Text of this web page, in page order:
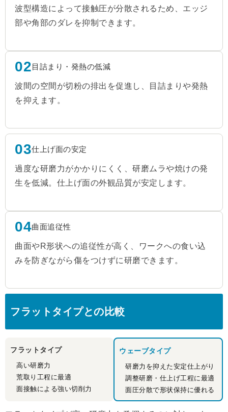
波型構造によって接触圧が分散されるため、エッジ
部や角部のダレを抑制できます。
02目詰まり・発熱の低減
波間の空間が切粉の排出を促進し、目詰まりや発熱
を抑えます。
03仕上げ面の安定
過度な研磨力がかかりにくく、研磨ムラや焼けの発
生を低減。仕上げ面の外観品質が安定します。
04曲面追従性
曲面やR形状への追従性が高く、ワークへの食い込
みを防ぎながら傷をつけずに研磨できます。
フラットタイプとの比較
フラットタイプ
高い研磨力
荒取り工程に最適
面接触による強い切削力
ウェーブタイプ
研磨力を抑えた安定仕上がり
調整研磨・仕上げ工程に最適
面圧分散で形状保持に優れる